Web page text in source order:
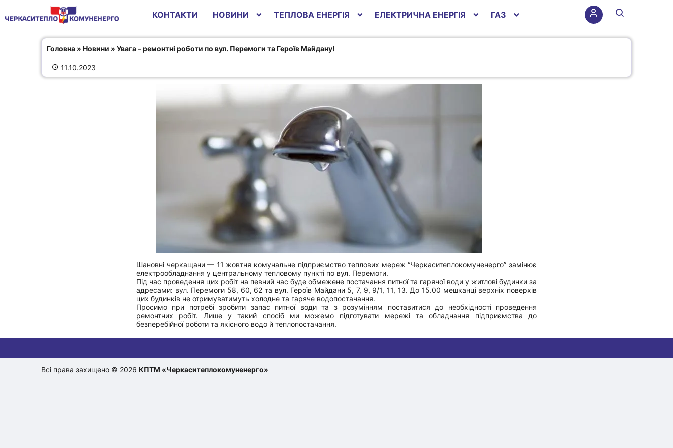
КОНТАКТИ НОВИНИ ТЕПЛОВА ЕНЕРГІЯ ЕЛЕКТРИЧНА ЕНЕРГІЯ ГАЗ
Увага – ремонтні роботи по вул. Перемоги та
Героїв Майдану!
Головна » Новини » Увага – ремонтні роботи по вул. Перемоги та Героїв Майдану!
11.10.2023
Шановні черкащани — 11 жовтня комунальне підприємство теплових мереж “Черкаситеплокомуненерго” замінює
електрообладнання у центральному тепловому пункті по вул. Перемоги.
Під час проведення цих робіт на певний час буде обмежене постачання питної та гарячої води у житлові будинки за
адресами: вул. Перемоги 58, 60, 62 та вул. Героїв Майдани 5, 7, 9, 9/1, 11, 13. До 15.00 мешканці верхніх поверхів
цих будинків не отримуватимуть холодне та гаряче водопостачання.
Просимо при потребі зробити запас питної води та з розумінням поставитися до необхідності проведення
ремонтних робіт. Лише у такий спосіб ми можемо підготувати мережі та обладнання підприємства до
безперебійної роботи та якісного водо й теплопостачання.
Всі права захищено © 2026 КПТМ «Черкаситеплокомуненерго»